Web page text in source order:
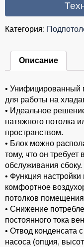
Категория:
Описание
• Унифицированный
для работы на
• Идеальное
натяжного потолка
пространством.
• Блок можно
тому, что он требует
обслуживания сбоку.
• Функция
комфортное
потолков
• Снижение
постоянного тока
• Отвод конденсата
насоса (опция,